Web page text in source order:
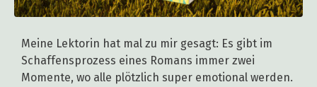
Meine Lektorin hat mal zu mir gesagt: Es gibt im
Schaffensprozess eines Romans immer zwei
Momente, wo alle plötzlich super emotional werden.